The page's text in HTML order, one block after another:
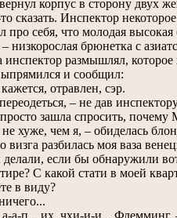
корпус в сторону двух
сказать. Инспектор
про себя, что молодая
– низкорослая брюнетка с
размышлял,
и сообщил:
отравлен, сэр.
– не дав
зашла спросить, почему
хуже, чем я, – обиделась
разбилась моя ваза
если бы обнаружили
С какой стати в моей
в виду?
а-п... их, чхи-и-и... Флемминг,